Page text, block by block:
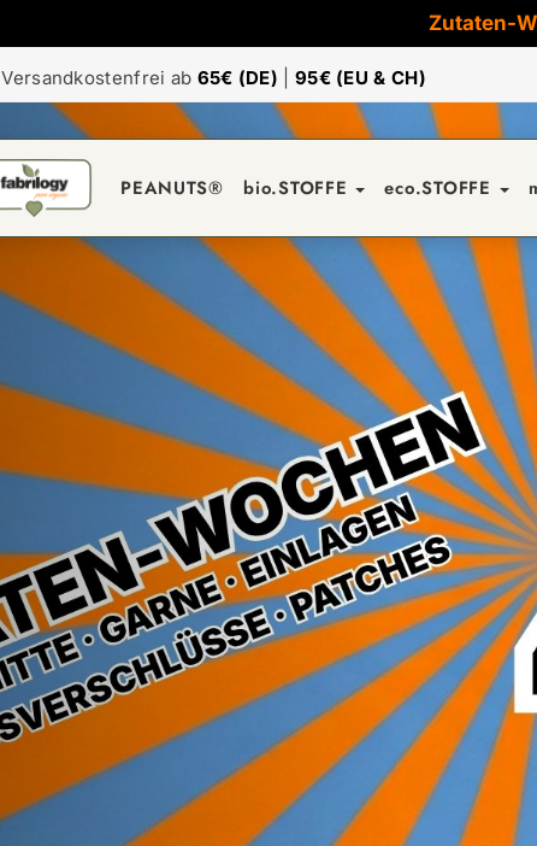
Zutaten-
Versandkostenfrei ab 65€ (DE) 95€ (EU & CH)
PEANUTS® bio.STOFFE eco.STOFFE